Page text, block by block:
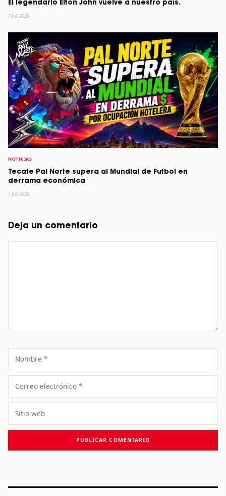
El legendario Elton John vuelve a nuestro país.
7 Jul, 2026
NOTICIAS
Tecate Pal Norte supera al Mundial de Futbol en
derrama económica
1 Jul, 2026
Deja un comentario
Comentario
Nombre
Correo
electrónico
Sitio
web